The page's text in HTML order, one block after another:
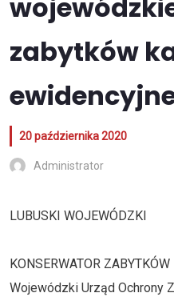
zabytków
20 października 2020
Administrator
LUBUSKI
Zielona
KONSERWATOR ZABYTKÓW
Wojewódzki Urząd Ochrony